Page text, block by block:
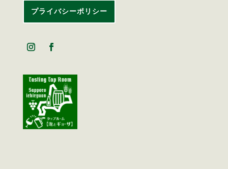
プライバシーポリシー